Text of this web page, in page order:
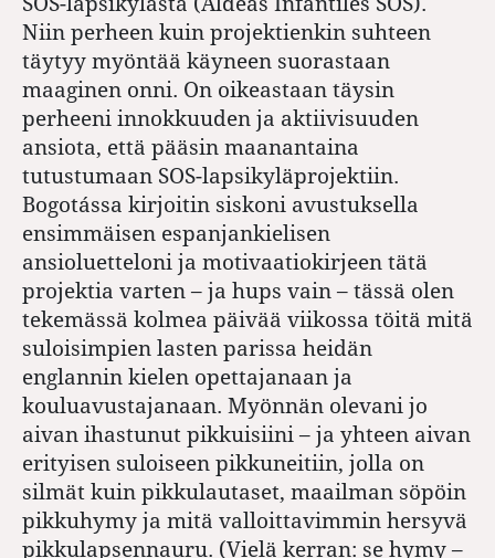
Niin perheen kuin projektienkin suhteen
täytyy myöntää käyneen suorastaan
maaginen onni. On oikeastaan täysin
perheeni innokkuuden ja aktiivisuuden
ansiota, että pääsin maanantaina
tutustumaan SOS-lapsikyläprojektiin.
Bogotássa kirjoitin siskoni avustuksella
ensimmäisen espanjankielisen
ansioluetteloni ja motivaatiokirjeen tätä
projektia varten – ja hups vain – tässä olen
tekemässä kolmea päivää viikossa töitä mitä
suloisimpien lasten parissa heidän
englannin kielen opettajanaan ja
kouluavustajanaan. Myönnän olevani jo
aivan ihastunut pikkuisiini – ja yhteen aivan
erityisen suloiseen pikkuneitiin, jolla on
silmät kuin pikkulautaset, maailman söpöin
pikkuhymy ja mitä valloittavimmin hersyvä
pikkulapsennauru. (Vielä kerran: se hymy –